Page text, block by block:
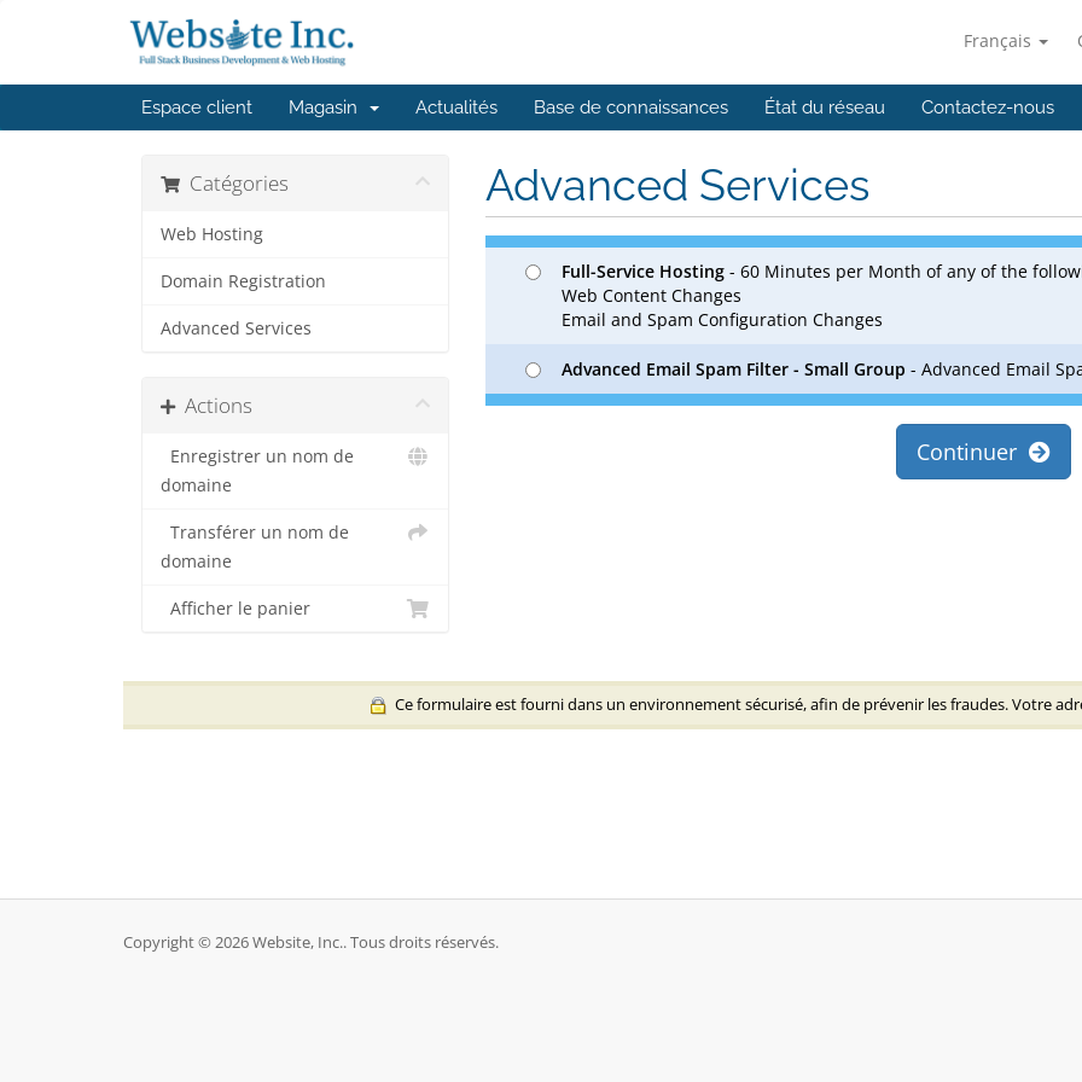
Français
Espace client Magasin Actualités Base de connaissances État du réseau Contactez-nous
Advanced Services
Catégories
Web Hosting
Domain Registration
Advanced Services
Actions
Enregistrer un nom de
domaine
Transférer un nom de
domaine
Afficher le panier
Full-Service Hosting - 60 Minutes per Month of any of the
Web Content Changes
Email and Spam Configuration Changes
Advanced Email Spam Filter - Small Group - Advanced Email
Continuer
Ce formulaire est fourni dans un environnement sécurisé, afin de prévenir les fraudes. Votre
Copyright © 2026 Website, Inc.. Tous droits réservés.